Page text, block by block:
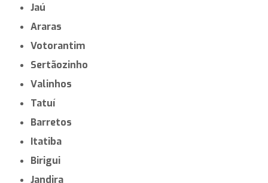
Jaú
Araras
Votorantim
Sertãozinho
Valinhos
Tatuí
Barretos
Itatiba
Birigui
Jandira